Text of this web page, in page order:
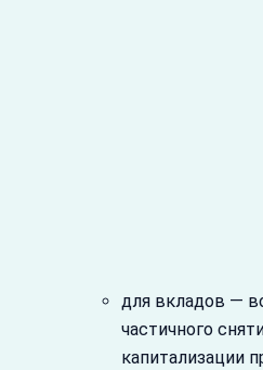
для вкладов —
частичного
капитализации